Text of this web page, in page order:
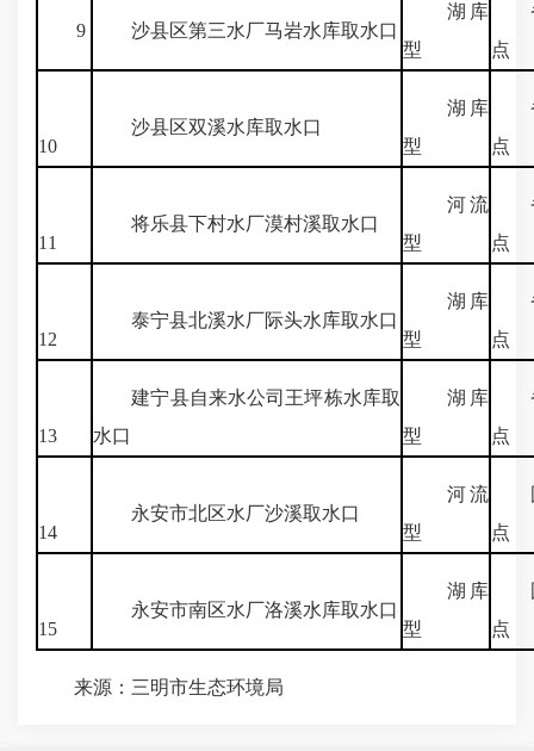
9 沙县区第三水厂马岩水库取水口
湖库
型
点
10
沙县区双溪水库取水口
湖库
型
点
11
将乐县下村水厂漠村溪取水口
河流
型
点
12
泰宁县北溪水厂际头水库取水口
湖库
型
点
13
建宁县自来水公司王坪栋水库取
水口
湖库
型
点
14
永安市北区水厂沙溪取水口
河流
型
点
15
永安市南区水厂洛溪水库取水口
湖库
型
点
来源：三明市生态环境局